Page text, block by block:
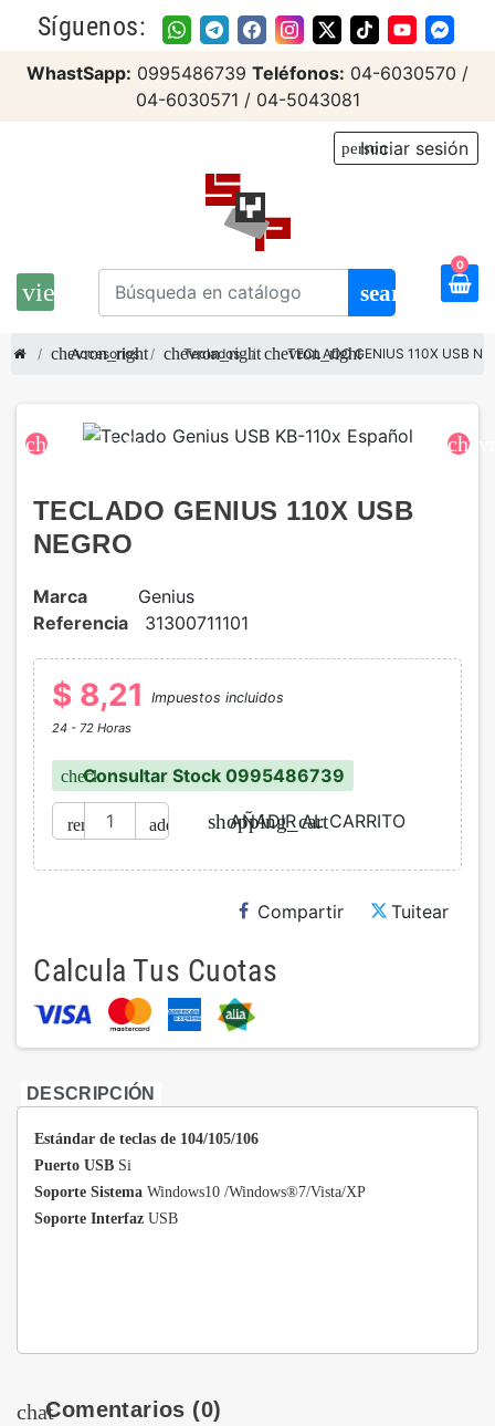
Síguenos:
WhastSapp: 0995486739 Teléfonos: 04-6030570 /
04-6030571 / 04-5043081
view_headline search
person
Iniciar sesión
0
chevron_right
Accesorios chevron_right
Teclados chevron_right
TECLADO GENIUS 110X USB
chevron_left
TECLADO GENIUS 110X USB
NEGRO
Marca
Genius
Referencia
31300711101
$ 8,21 Impuestos incluidos
24 - 72 Horas
check
Consultar Stock 0995486739
remove add shopping_cart
AÑADIR AL CARRITO
Compartir Tuitear
Calcula Tus Cuotas
DESCRIPCIÓN
Estándar de teclas de 104/105/106
Puerto USB Si
Soporte Sistema Windows10 /Windows®7/Vista/XP
Soporte Interfaz USB
chatComentarios (0)